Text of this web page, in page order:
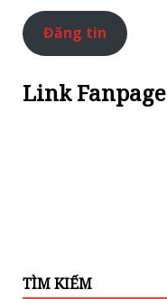
Đăng tin
Link Fanpage
TÌM KIẾM